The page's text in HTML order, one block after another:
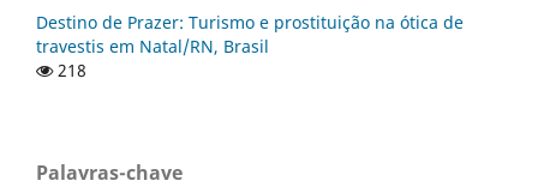
Destino de Prazer: Turismo e prostituição na ótica de
travestis em Natal/RN, Brasil
218
Palavras-chave